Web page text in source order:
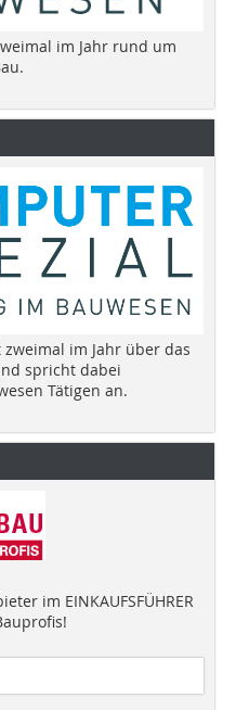
im Jahr rund um
im Jahr über das
spricht dabei
Tätigen an.
im EINKAUFSFÜHRER